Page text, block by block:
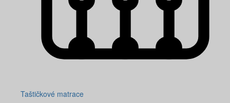
Taštičkové matrace